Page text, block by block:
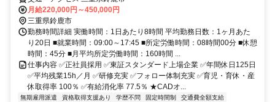
月給220,000円～450,000円
三重県鈴鹿市
勤務時間詳細 実働時間：1日あたり8時間 平均勤務日数：1ヶ月あた
り20日 ■就業時間：09:00～17:45 ■所定労働時間：08時間00分 ■休憩
時間：45分 ■月平均所定労働時間：160時間 ...
仕事内容 ✅正社員採用 ✅東証スタンダード上場企業 ✅年間休日125日
✅平均残業15h／月 ✅研修充実 ✅フォロー体制充実 ✅育児・育休・産
休取得率 100％ ✅有給消化率 77.5％ ★CADオ...
無期雇用派遣 資格取得支援あり 学歴不問 固定時間制
交通費全額支給